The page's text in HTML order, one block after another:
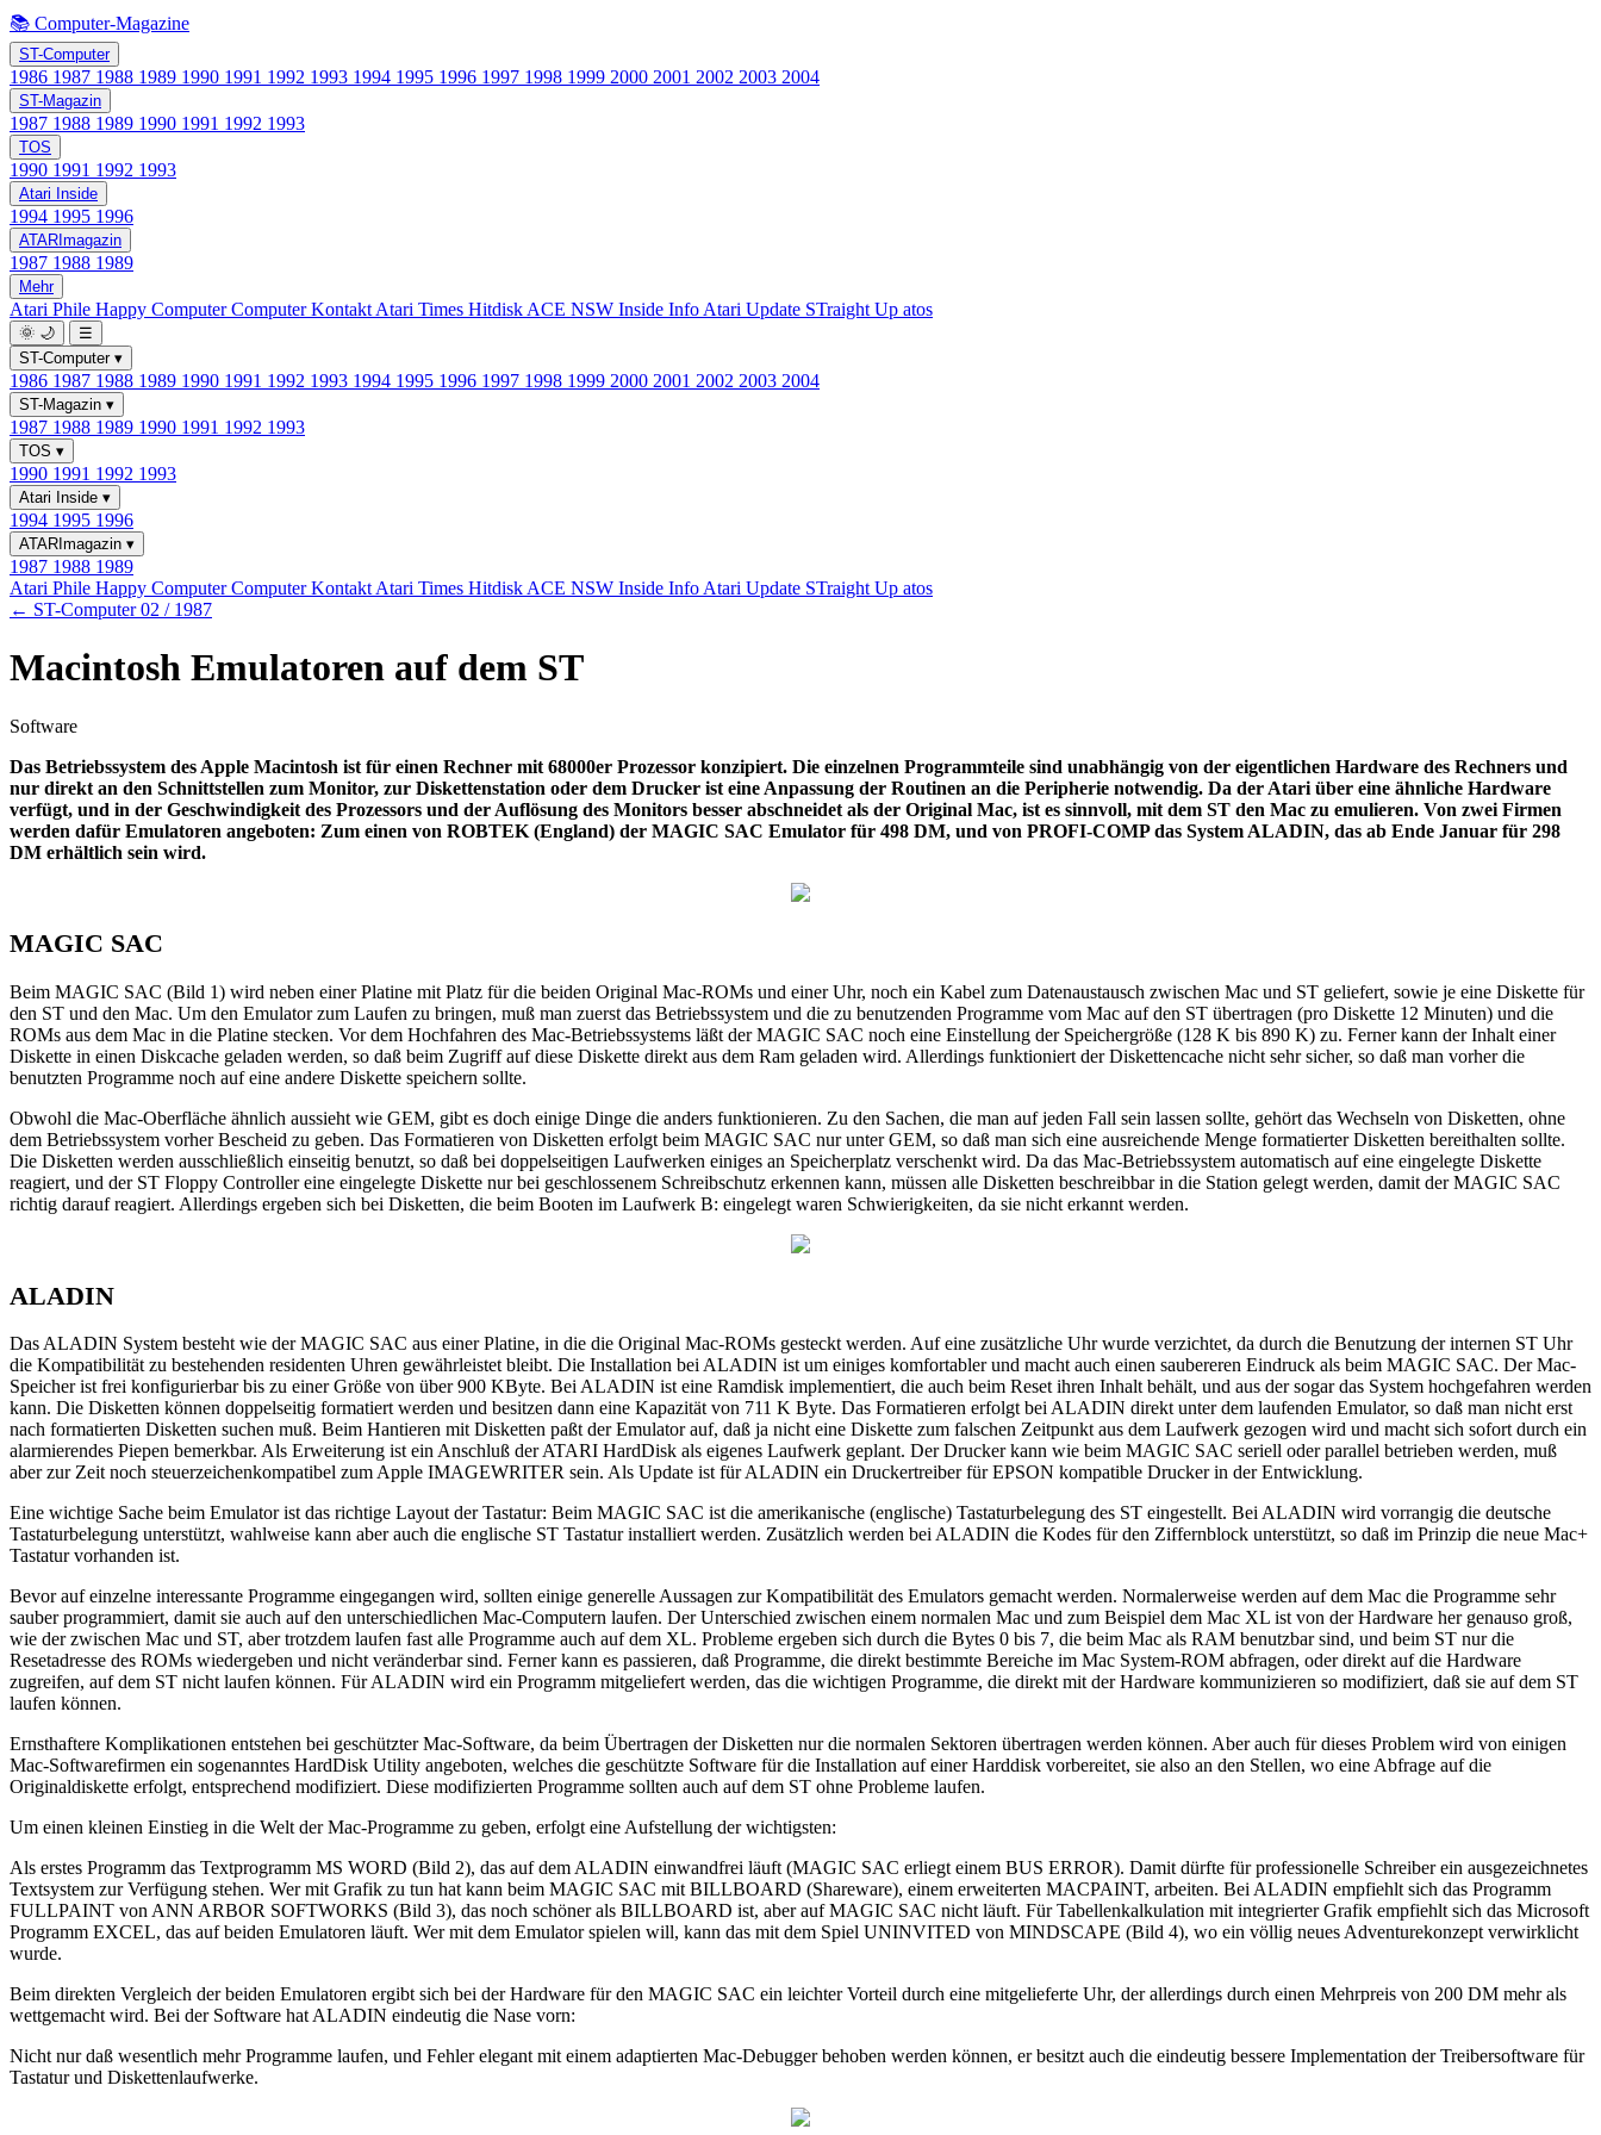
📚 Computer-Magazine
ST-Computer
1986 1987 1988 1989 1990 1991 1992 1993 1994 1995 1996 1997 1998 1999 2000 2001 2002 2003 2004
ST-Magazin
1987 1988 1989 1990 1991 1992 1993
TOS
1990 1991 1992 1993
Atari Inside
1994 1995 1996
ATARImagazin
1987 1988 1989
Mehr
Atari Phile Happy ComputerComputer Kontakt Atari Times Hitdisk ACE NSW Inside Info Atari Update STraight Up atos
🌞 🌙
☰
ST-Computer ▾
1986 1987 1988 1989 1990 1991 1992 1993 1994 1995 1996 1997 1998 1999 2000 2001 2002 2003 2004
ST-Magazin ▾
1987 1988 1989 1990 1991 1992 1993
TOS ▾
1990 1991 1992 1993
Atari Inside ▾
1994 1995 1996
ATARImagazin ▾
1987 1988 1989
Atari Phile Happy ComputerComputer Kontakt Atari Times Hitdisk ACE NSW Inside Info Atari Update STraight Up atos
← ST-Computer 02 / 1987
Macintosh Emulatoren auf dem ST
Software
Das Betriebssystem des Apple Macintosh ist für einen Rechner mit 68000er Prozessor konzipiert. Die einzelnen Programmteile sind unabhängig von der eigentlichen Hardware des Rechners und
nur direkt an den Schnittstellen zum Monitor, zur Diskettenstation oder dem Drucker ist eine Anpassung der Routinen an die Peripherie notwendig. Da der Atari über eine ähnliche Hardware
verfügt, und in der Geschwindigkeit des Prozessors und der Auflösung des Monitors besser abschneidet als der Original Mac, ist es sinnvoll, mit dem ST den Mac zu emulieren. Von zwei Firmen
werden dafür Emulatoren angeboten: Zum einen von ROBTEK (England) der MAGIC SAC Emulator für 498 DM, und von PROFI-COMP das System ALADIN, das ab Ende Januar für 298
DM erhältlich sein wird.
MAGIC SAC
Beim MAGIC SAC (Bild 1) wird neben einer Platine mit Platz für die beiden Original Mac-ROMs und einer Uhr, noch ein Kabel zum Datenaustausch zwischen Mac und ST geliefert, sowie je eine Diskette für
den ST und den Mac. Um den Emulator zum Laufen zu bringen, muß man zuerst das Betriebssystem und die zu benutzenden Programme vom Mac auf den ST übertragen (pro Diskette 12 Minuten) und die
ROMs aus dem Mac in die Platine stecken. Vor dem Hochfahren des Mac-Betriebssystems läßt der MAGIC SAC noch eine Einstellung der Speichergröße (128 K bis 890 K) zu. Ferner kann der Inhalt einer
Diskette in einen Diskcache geladen werden, so daß beim Zugriff auf diese Diskette direkt aus dem Ram geladen wird. Allerdings funktioniert der Diskettencache nicht sehr sicher, so daß man vorher die
benutzten Programme noch auf eine andere Diskette speichern sollte.
Obwohl die Mac-Oberfläche ähnlich aussieht wie GEM, gibt es doch einige Dinge die anders funktionieren. Zu den Sachen, die man auf jeden Fall sein lassen sollte, gehört das Wechseln von Disketten, ohne
dem Betriebssystem vorher Bescheid zu geben. Das Formatieren von Disketten erfolgt beim MAGIC SAC nur unter GEM, so daß man sich eine ausreichende Menge formatierter Disketten bereithalten sollte.
Die Disketten werden ausschließlich einseitig benutzt, so daß bei doppelseitigen Laufwerken einiges an Speicherplatz verschenkt wird. Da das Mac-Betriebssystem automatisch auf eine eingelegte Diskette
reagiert, und der ST Floppy Controller eine eingelegte Diskette nur bei geschlossenem Schreibschutz erkennen kann, müssen alle Disketten beschreibbar in die Station gelegt werden, damit der MAGIC SAC
richtig darauf reagiert. Allerdings ergeben sich bei Disketten, die beim Booten im Laufwerk B: eingelegt waren Schwierigkeiten, da sie nicht erkannt werden.
ALADIN
Das ALADIN System besteht wie der MAGIC SAC aus einer Platine, in die die Original Mac-ROMs gesteckt werden. Auf eine zusätzliche Uhr wurde verzichtet, da durch die Benutzung der internen ST Uhr
die Kompatibilität zu bestehenden residenten Uhren gewährleistet bleibt. Die Installation bei ALADIN ist um einiges komfortabler und macht auch einen saubereren Eindruck als beim MAGIC SAC. Der Mac-
Speicher ist frei konfigurierbar bis zu einer Größe von über 900 KByte. Bei ALADIN ist eine Ramdisk implementiert, die auch beim Reset ihren Inhalt behält, und aus der sogar das System hochgefahren werden
kann. Die Disketten können doppelseitig formatiert werden und besitzen dann eine Kapazität von 711 K Byte. Das Formatieren erfolgt bei ALADIN direkt unter dem laufenden Emulator, so daß man nicht erst
nach formatierten Disketten suchen muß. Beim Hantieren mit Disketten paßt der Emulator auf, daß ja nicht eine Diskette zum falschen Zeitpunkt aus dem Laufwerk gezogen wird und macht sich sofort durch ein
alarmierendes Piepen bemerkbar. Als Erweiterung ist ein Anschluß der ATARI HardDisk als eigenes Laufwerk geplant. Der Drucker kann wie beim MAGIC SAC seriell oder parallel betrieben werden, muß
aber zur Zeit noch steuerzeichenkompatibel zum Apple IMAGEWRITER sein. Als Update ist für ALADIN ein Druckertreiber für EPSON kompatible Drucker in der Entwicklung.
Eine wichtige Sache beim Emulator ist das richtige Layout der Tastatur: Beim MAGIC SAC ist die amerikanische (englische) Tastaturbelegung des ST eingestellt. Bei ALADIN wird vorrangig die deutsche
Tastaturbelegung unterstützt, wahlweise kann aber auch die englische ST Tastatur installiert werden. Zusätzlich werden bei ALADIN die Kodes für den Ziffernblock unterstützt, so daß im Prinzip die neue Mac+
Tastatur vorhanden ist.
Bevor auf einzelne interessante Programme eingegangen wird, sollten einige generelle Aussagen zur Kompatibilität des Emulators gemacht werden. Normalerweise werden auf dem Mac die Programme sehr
sauber programmiert, damit sie auch auf den unterschiedlichen Mac-Computern laufen. Der Unterschied zwischen einem normalen Mac und zum Beispiel dem Mac XL ist von der Hardware her genauso groß,
wie der zwischen Mac und ST, aber trotzdem laufen fast alle Programme auch auf dem XL. Probleme ergeben sich durch die Bytes 0 bis 7, die beim Mac als RAM benutzbar sind, und beim ST nur die
Resetadresse des ROMs wiedergeben und nicht veränderbar sind. Ferner kann es passieren, daß Programme, die direkt bestimmte Bereiche im Mac System-ROM abfragen, oder direkt auf die Hardware
zugreifen, auf dem ST nicht laufen können. Für ALADIN wird ein Programm mitgeliefert werden, das die wichtigen Programme, die direkt mit der Hardware kommunizieren so modifiziert, daß sie auf dem ST
laufen können.
Ernsthaftere Komplikationen entstehen bei geschützter Mac-Software, da beim Übertragen der Disketten nur die normalen Sektoren übertragen werden können. Aber auch für dieses Problem wird von einigen
Mac-Softwarefirmen ein sogenanntes HardDisk Utility angeboten, welches die geschützte Software für die Installation auf einer Harddisk vorbereitet, sie also an den Stellen, wo eine Abfrage auf die
Originaldiskette erfolgt, entsprechend modifiziert. Diese modifizierten Programme sollten auch auf dem ST ohne Probleme laufen.
Um einen kleinen Einstieg in die Welt der Mac-Programme zu geben, erfolgt eine Aufstellung der wichtigsten:
Als erstes Programm das Textprogramm MS WORD (Bild 2), das auf dem ALADIN einwandfrei läuft (MAGIC SAC erliegt einem BUS ERROR). Damit dürfte für professionelle Schreiber ein ausgezeichnetes
Textsystem zur Verfügung stehen. Wer mit Grafik zu tun hat kann beim MAGIC SAC mit BILLBOARD (Shareware), einem erweiterten MACPAINT, arbeiten. Bei ALADIN empfiehlt sich das Programm
FULLPAINT von ANN ARBOR SOFTWORKS (Bild 3), das noch schöner als BILLBOARD ist, aber auf MAGIC SAC nicht läuft. Für Tabellenkalkulation mit integrierter Grafik empfiehlt sich das Microsoft
Programm EXCEL, das auf beiden Emulatoren läuft. Wer mit dem Emulator spielen will, kann das mit dem Spiel UNINVITED von MINDSCAPE (Bild 4), wo ein völlig neues Adventurekonzept verwirklicht
wurde.
Beim direkten Vergleich der beiden Emulatoren ergibt sich bei der Hardware für den MAGIC SAC ein leichter Vorteil durch eine mitgelieferte Uhr, der allerdings durch einen Mehrpreis von 200 DM mehr als
wettgemacht wird. Bei der Software hat ALADIN eindeutig die Nase vorn:
Nicht nur daß wesentlich mehr Programme laufen, und Fehler elegant mit einem adaptierten Mac-Debugger behoben werden können, er besitzt auch die eindeutig bessere Implementation der Treibersoftware für
Tastatur und Diskettenlaufwerke.